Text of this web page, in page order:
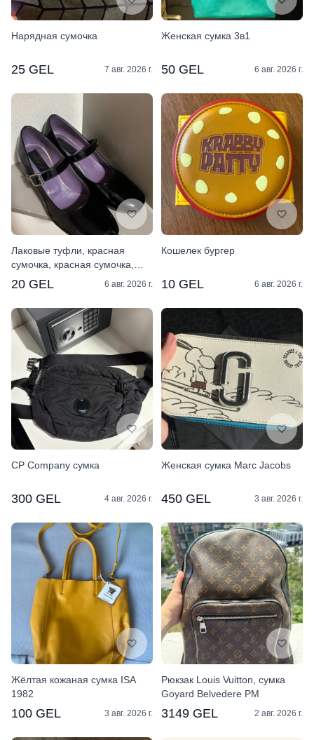
Нарядная сумочка
25 GEL 7 авг. 2026 г.
Женская сумка 3в1
50 GEL 6 авг. 2026 г.
Лаковые туфли, красная
сумочка, красная сумочка,
лаковые сумочки, платья
20 GEL 6 авг. 2026 г.
Кошелек бургер
10 GEL 6 авг. 2026 г.
CP Company сумка
300 GEL 4 авг. 2026 г.
Женская сумка Marc Jacobs
450 GEL 3 авг. 2026 г.
Жёлтая кожаная сумка ISA
1982
100 GEL 3 авг. 2026 г.
Рюкзак Louis Vuitton, сумка
Goyard Belvedere PM
3149 GEL 2 авг. 2026 г.